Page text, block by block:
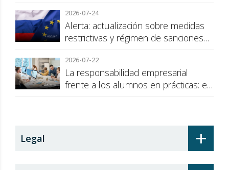
2026-07-24
Alerta: actualización sobre medidas
restrictivas y régimen de sanciones
2026-07-22
La responsabilidad empresarial
frente a los alumnos en prácticas: el
+
Legal